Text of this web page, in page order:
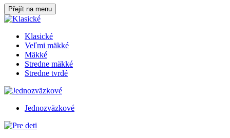
Přejít na menu
Klasické
Veľmi mäkké
Mäkké
Stredne mäkké
Stredne tvrdé
Jednozväzkové